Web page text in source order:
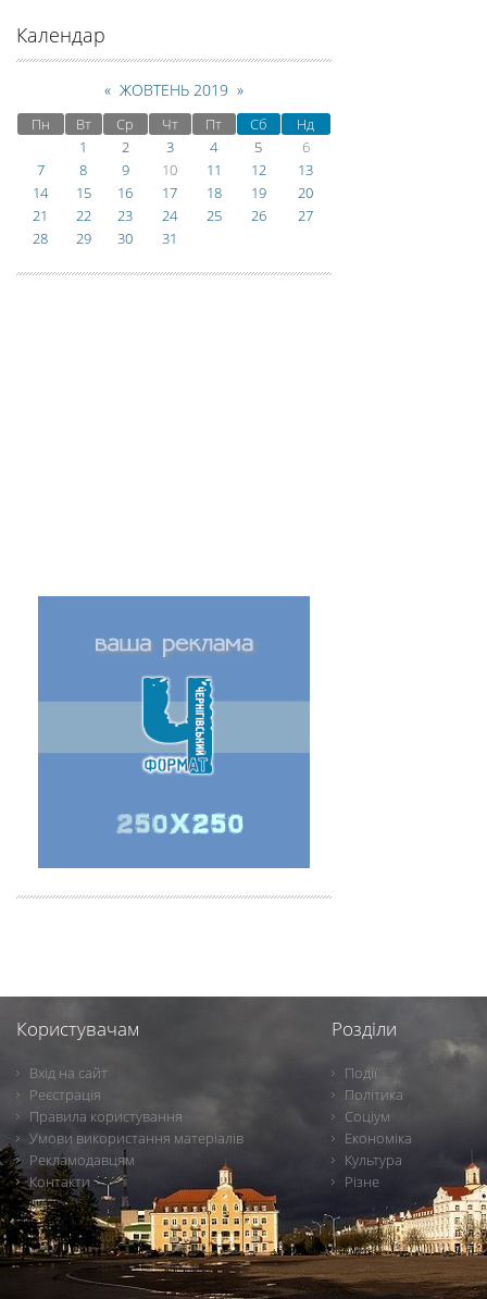
Календар
« ЖОВТЕНЬ 2019 »
Пн Вт Ср Чт Пт Сб
Нд
1
2 3 4 5
6
7
8 9 10 11 12
13
14
15 16 17 18 19
20
21
22 23 24 25 26
27
28
29 30 31
Користувачам
Вхід на сайт
Реєстрація
Правила користування
Умови використання матеріалів
Рекламодавцям
Контакти
Розділи
Події
Політика
Соціум
Економіка
Культура
Різне